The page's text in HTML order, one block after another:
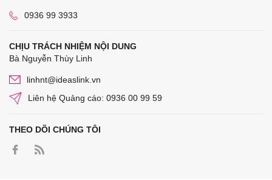
0936 99 3933
CHỊU TRÁCH NHIỆM NỘI DUNG
Bà Nguyễn Thùy Linh
linhnt@ideaslink.vn
Liên hệ Quảng cáo: 0936 00 99 59
THEO DÕI CHÚNG TÔI